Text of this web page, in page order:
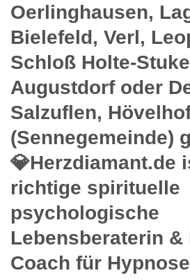
Oerlinghausen,
Bielefeld, Verl,
Schloß Holte-
Augustdorf oder
Salzuflen,
(Sennegemeinde)
💎Herzdiamant.de
richtige spirituelle
psychologische
Lebensberaterin &
Coach für